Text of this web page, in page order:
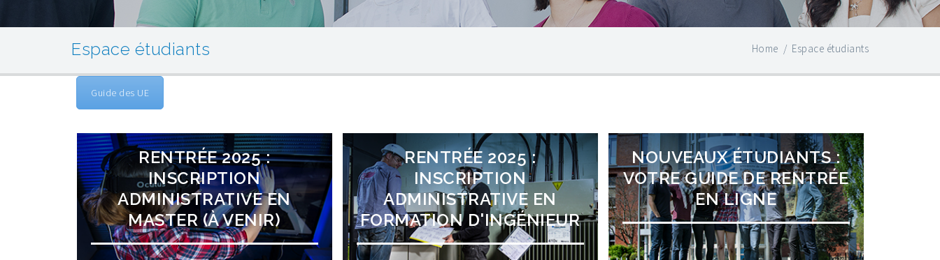
Espace étudiants Home / Espace étudiants
Guide des UE
RENTRÉE 2025 :
INSCRIPTION
ADMINISTRATIVE EN
MASTER (À VENIR)
RENTRÉE 2025 :
INSCRIPTION
ADMINISTRATIVE EN
FORMATION D'INGÉNIEUR
NOUVEAUX ÉTUDIANTS :
VOTRE GUIDE DE RENTRÉE
EN LIGNE